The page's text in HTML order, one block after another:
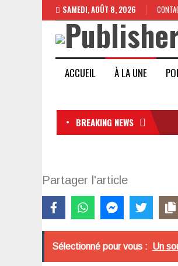
SAMEDI, AOÛT 8, 2026
ACCUEIL À LA UNE
BREAKING NEWS
Partager l'article
Sélectionné pour vous : Un